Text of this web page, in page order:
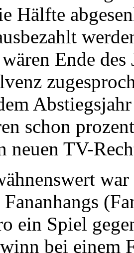
Hälfte
Ende
schon
neuen TV-
Fananhangs
ein Spiel
bei einem